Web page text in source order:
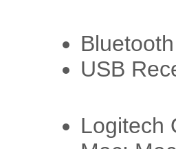
USB
Logitech